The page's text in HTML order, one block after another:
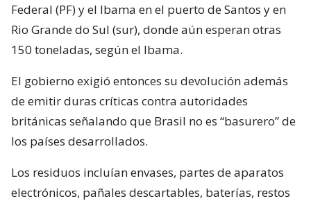
Federal (PF) y el Ibama en el puerto de Santos y en
Rio Grande do Sul (sur), donde aún esperan otras
150 toneladas, según el Ibama.
El gobierno exigió entonces su devolución además
de emitir duras críticas contra autoridades
británicas señalando que Brasil no es “basurero” de
los países desarrollados.
Los residuos incluían envases, partes de aparatos
electrónicos, pañales descartables, baterías, restos